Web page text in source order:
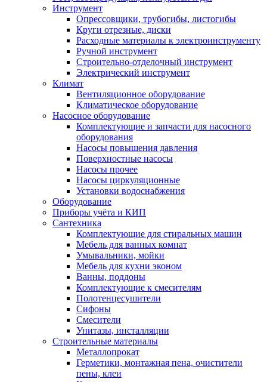
Инструмент
Опрессовщики, трубогибы, листогибы
Круги отрезные, диски
Расходные материалы к электроинструменту
Ручной инструмент
Строительно-отделочный инструмент
Электрический инструмент
Климат
Вентиляционное оборудование
Климатическое оборудование
Насосное оборудование
Комплектующие и запчасти для насосного
оборудования
Насосы повышения давления
Поверхностные насосы
Насосы прочее
Насосы циркуляционные
Установки водоснабжения
Оборудование
Приборы учёта и КИП
Сантехника
Комплектующие для стиральных машин
Мебель для ванных комнат
Умывальники, мойки
Мебель для кухни эконом
Ванны, поддоны
Комплектующие к смесителям
Полотенцесушители
Сифоны
Смесители
Унитазы, инсталляции
Строительные материалы
Металлопрокат
Герметики, монтажная пена, очистители
пены, клеи